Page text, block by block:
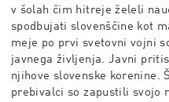
v šolah čim hitreje želeli
spodbujati slovenščine kot
meje po prvi svetovni vojni
javnega življenja. Javni
njihove slovenske korenine.
prebivalci so zapustili svojo